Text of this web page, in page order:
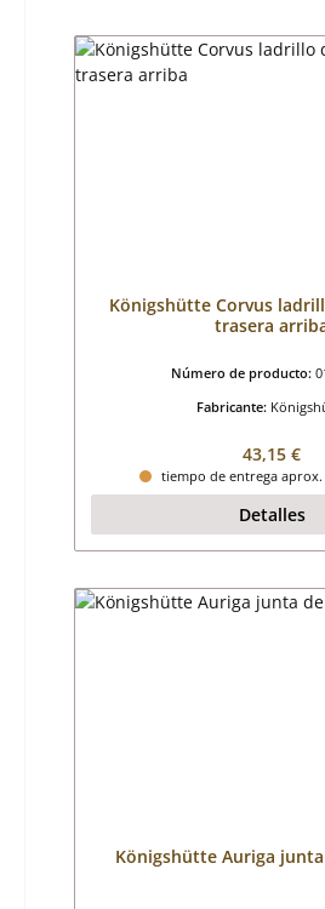
Königshütte Corvus
trasera
Número de producto:
Fabricante:
Precio
43,15 €
tiempo de entrega aprox.
Detalles
Königshütte Auriga